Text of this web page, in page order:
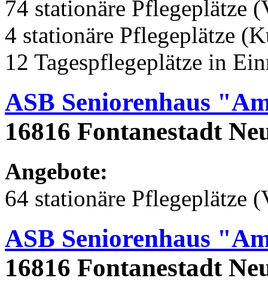
74 stationäre Pflegeplätze
4 stationäre Pflegeplätze
12 Tagespflegeplätze in
ASB Seniorenhaus
16816 Fontanestadt
Angebote:
64 stationäre Pflegeplätze
ASB Seniorenhaus
16816 Fontanestadt